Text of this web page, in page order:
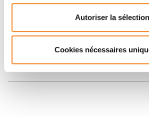
Autoriser la sélection
Cookies nécessaires
Inscrivez-vous à la